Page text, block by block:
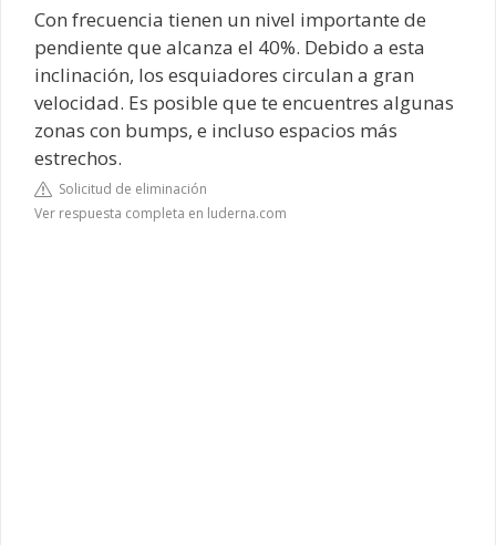
Con frecuencia tienen un nivel importante de
pendiente que alcanza el 40%. Debido a esta
inclinación, los esquiadores circulan a gran
velocidad. Es posible que te encuentres algunas
zonas con bumps, e incluso espacios más
estrechos.
Solicitud de eliminación
Ver respuesta completa en luderna.com